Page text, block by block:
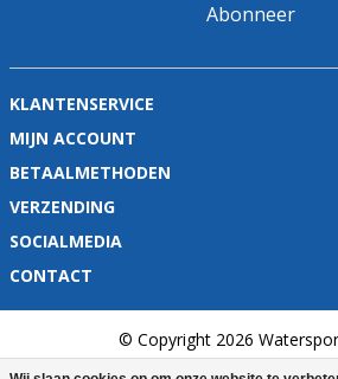
Abonneer
KLANTENSERVICE
MIJN ACCOUNT
BETAALMETHODEN
VERZENDING
SOCIALMEDIA
CONTACT
© Copyright 2026